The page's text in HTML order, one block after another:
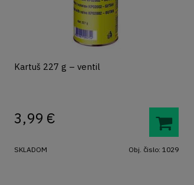
Kartuš 227 g – ventil
3,99 €
SKLADOM Obj. čislo: 1029